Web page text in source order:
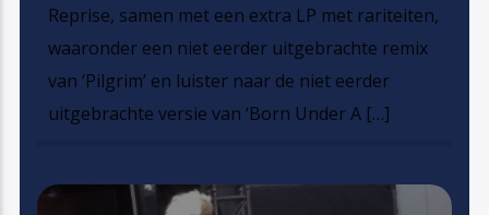
Reprise, samen met een extra LP met rariteiten,
waaronder een niet eerder uitgebrachte remix
van ‘Pilgrim’ en luister naar de niet eerder
uitgebrachte versie van ‘Born Under A […]